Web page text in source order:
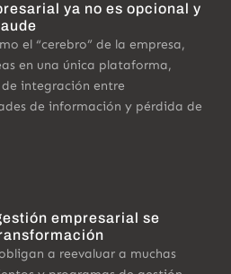
ya no es opcional y
el “cerebro” de la empresa,
en una única plataforma,
integración entre
de información y pérdida de
empresarial se
a reevaluar a muchas